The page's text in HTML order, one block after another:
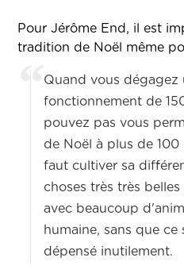
Pour Jérôme End, il est
tradition de Noël même
Quand vous dégagez
fonctionnement de
pouvez pas vous
de Noël à plus de
faut cultiver sa
choses très très
avec beaucoup
humaine, sans que
dépensé inutilement.